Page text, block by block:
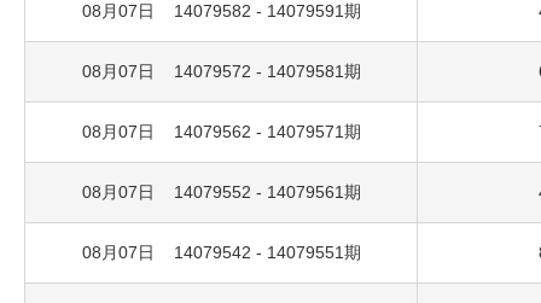
08月07日 14079582 - 14079591期
08月07日 14079572 - 14079581期
08月07日 14079562 - 14079571期
08月07日 14079552 - 14079561期
08月07日 14079542 - 14079551期